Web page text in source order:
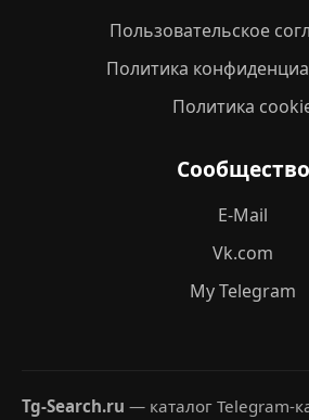
Пользовательское
Политика
Политика
Сообщество
E-Mail
Vk.com
My Telegram
Tg-Search.ru — каталог Telegram-